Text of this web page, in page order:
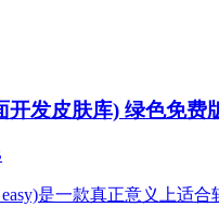
开发皮肤库) 绿色免费
easy)是一款真正意义上适